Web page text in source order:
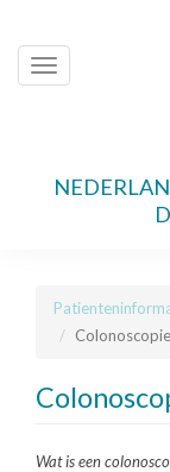
Toggle
Colonoscopie
Wat is een